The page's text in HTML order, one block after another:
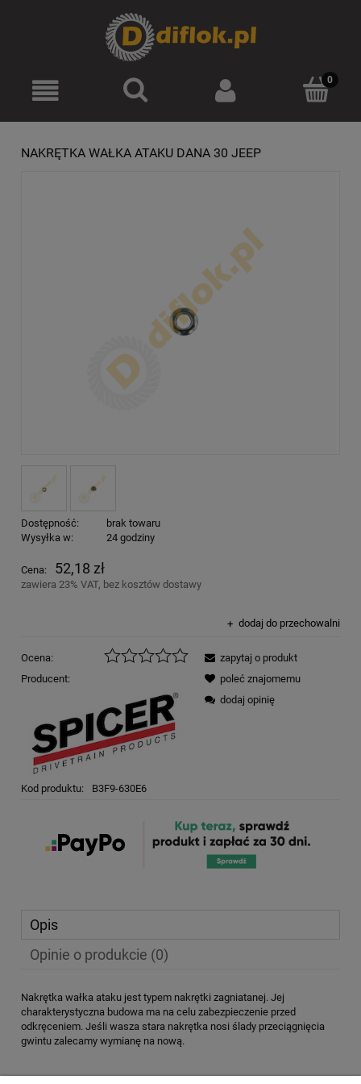
Zarejestruj się Zaloguj się
NAKRĘTKA WAŁKA ATAKU DANA 30 JEEP
Dostępność:
brak towaru
Wysyłka w:
24 godziny
Cena: 52,18 zł
zawiera 23% VAT, bez kosztów dostawy
dodaj do przechowalni
Ocena:
Producent:
Kod produktu: B3F9-630E6
zapytaj o produkt
poleć znajomemu
dodaj opinię
Opis
Opinie o produkcie (0)
Nakrętka wałka ataku jest typem nakrętki zagniatanej. Jej
charakterystyczna budowa ma na celu zabezpieczenie przed
odkręceniem. Jeśli wasza stara nakrętka nosi ślady przeciągnięcia
gwintu zalecamy wymianę na nową.